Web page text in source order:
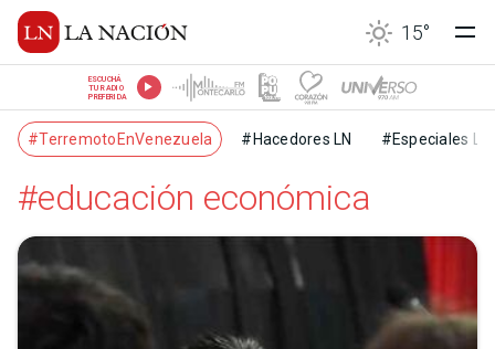
15°
ESCUCHÁ
TU RADIO
PREFERIDA
#TerremotoEnVenezuela #Hacedores LN #Especiales LN
#educación económica